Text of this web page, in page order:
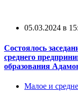
05.03.2024 в
Состоялось
среднего
образования
Малое и